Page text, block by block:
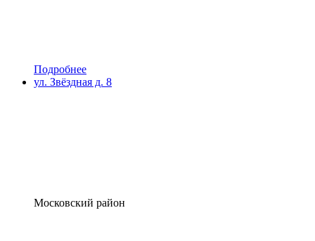
Подробнее
ул. Звёздная д. 8
Московский район